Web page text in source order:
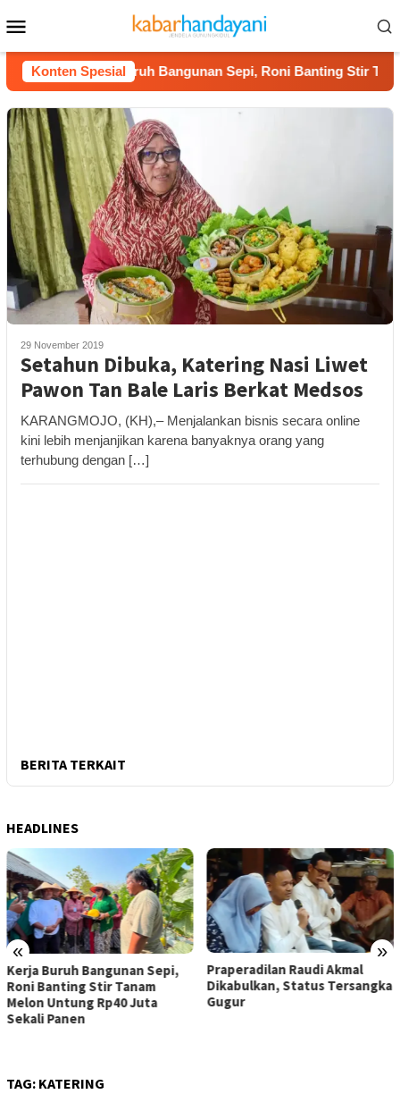
ke
kontenMobile
Konten Spesial
Kerja Buruh Bangunan Sepi, Roni Banting Stir Tanam
29 November 2019
Setahun Dibuka, Katering Nasi Liwet
Pawon Tan Bale Laris Berkat Medsos
KARANGMOJO, (KH),– Menjalankan bisnis secara online
kini lebih menjanjikan karena banyaknya orang yang
terhubung dengan […]
BERITA TERKAIT
HEADLINES
« »
Kerja Buruh Bangunan Sepi,
Roni Banting Stir Tanam
Melon Untung Rp40 Juta
Sekali Panen
Praperadilan Raudi Akmal
Dikabulkan, Status Tersangka
Gugur
TAG: KATERING